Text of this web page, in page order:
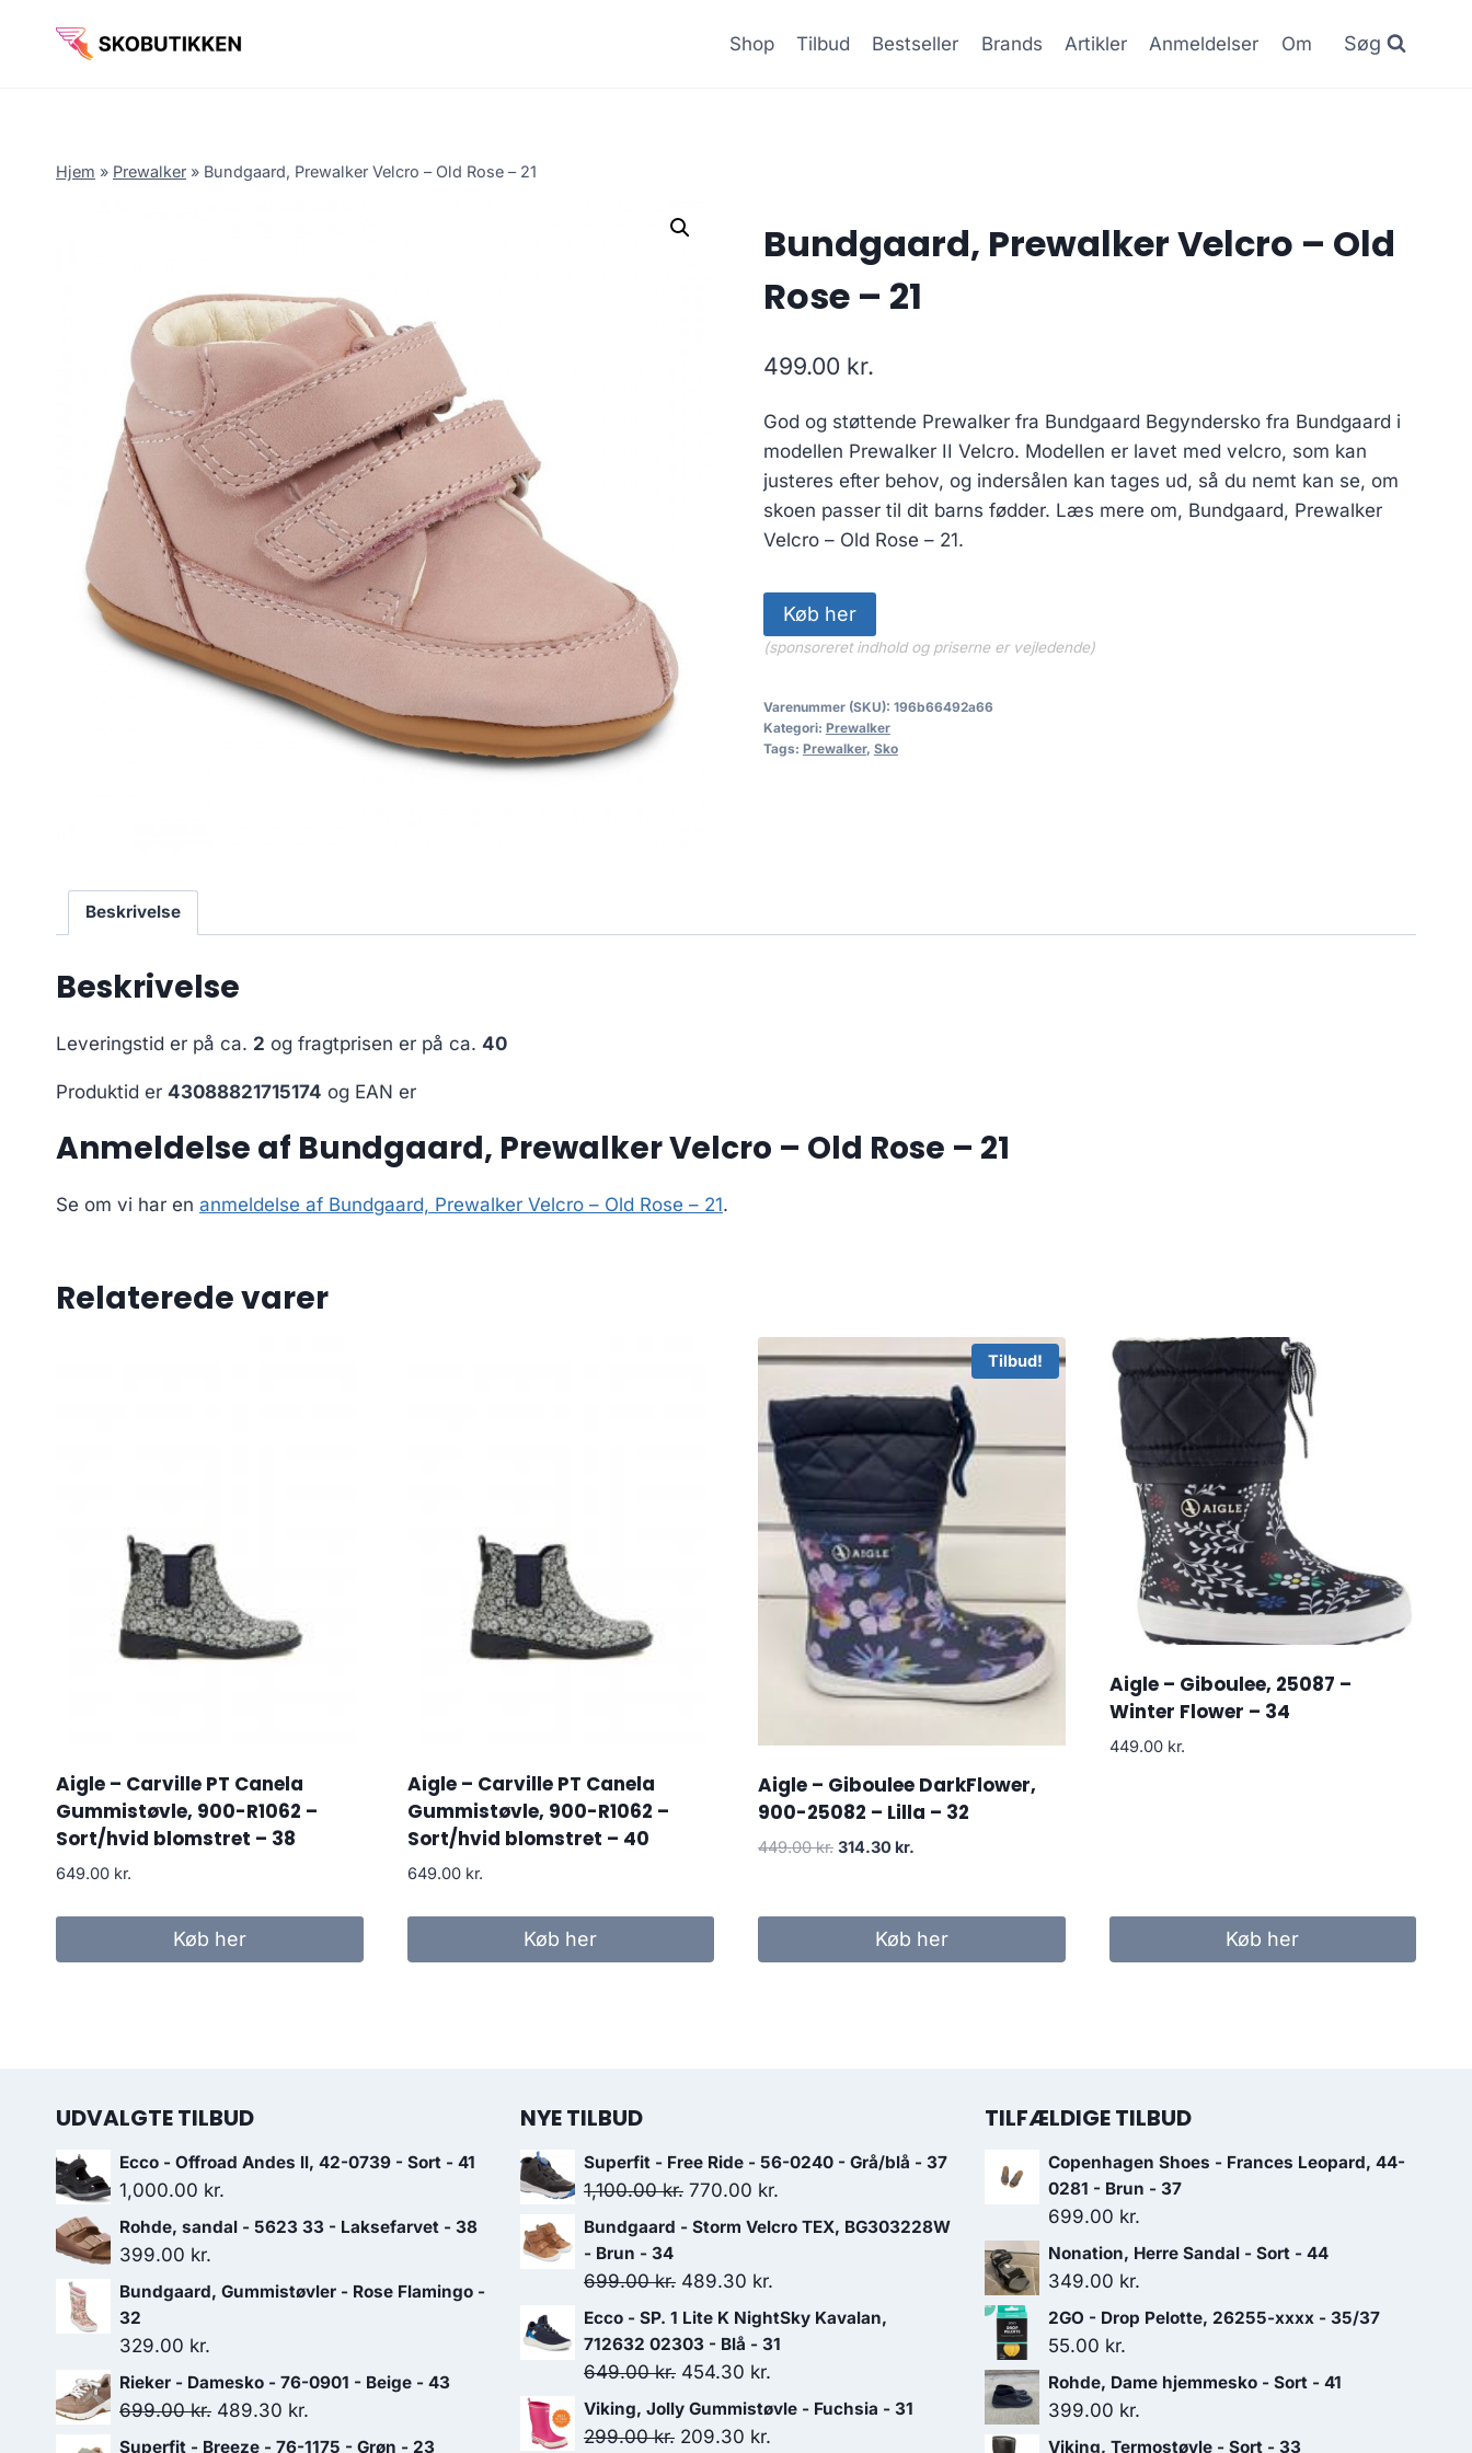
Shop Tilbud Bestseller Brands Artikler Anmeldelser Om Søg
Hjem » Prewalker » Bundgaard, Prewalker Velcro – Old Rose – 21
Bundgaard, Prewalker Velcro – Old
Rose – 21
499.00 kr.
God og støttende Prewalker fra Bundgaard Begyndersko fra Bundgaard i
modellen Prewalker II Velcro. Modellen er lavet med velcro, som kan
justeres efter behov, og indersålen kan tages ud, så du nemt kan se, om
skoen passer til dit barns fødder. Læs mere om, Bundgaard, Prewalker
Velcro – Old Rose – 21.
Køb her
(sponsoreret indhold og priserne er vejledende)
Varenummer (SKU): 196b66492a66
Kategori: Prewalker
Tags: Prewalker, Sko
Beskrivelse
Beskrivelse
Leveringstid er på ca. 2 og fragtprisen er på ca. 40
Produktid er 43088821715174 og EAN er
Anmeldelse af Bundgaard, Prewalker Velcro – Old Rose – 21
Se om vi har en anmeldelse af Bundgaard, Prewalker Velcro – Old Rose – 21.
Relaterede varer
Aigle – Carville PT Canela
Gummistøvle, 900-R1062 –
Sort/hvid blomstret – 38
649.00 kr.
Køb her
Aigle – Carville PT Canela
Gummistøvle, 900-R1062 –
Sort/hvid blomstret – 40
649.00 kr.
Køb her
Tilbud!
Aigle – Giboulee DarkFlower,
900-25082 – Lilla – 32
449.00kr. Den
var:
449.00 kr..
314.30 kr.
er:
314.30 kr..
Køb her
Aigle – Giboulee, 25087 –
Winter Flower – 34
449.00 kr.
Køb her
UDVALGTE TILBUD
Ecco - Offroad Andes ll, 42-0739 - Sort - 41
1,000.00 kr.
Rohde, sandal - 5623 33 - Laksefarvet - 38
399.00 kr.
Bundgaard, Gummistøvler - Rose Flamingo -
32
329.00 kr.
Rieker - Damesko - 76-0901 - Beige - 43
699.00kr. Den
oprindelige
489.30 kr.
aktuelle
Superfit - Breeze - 76-1175 - Grøn - 23
NYE TILBUD
Superfit - Free Ride - 56-0240 - Grå/blå - 37
1,100.00kr. Den
oprindelige
var:
1,100.00 kr..
770.00 kr.
aktuelle
770.00 kr..
Bundgaard - Storm Velcro TEX, BG303228W
- Brun - 34
699.00kr. Den
oprindelige
pris
var:
699.00 kr..
489.30 kr.
aktuelle
pris
489.30 kr..
Ecco - SP. 1 Lite K NightSky Kavalan,
712632 02303 - Blå - 31
649.00kr. Den
oprindelige
pris
454.30 kr.
aktuelle
Viking, Jolly Gummistøvle - Fuchsia - 31
299.00kr. Den
209.30 kr.
TILFÆLDIGE TILBUD
Copenhagen Shoes - Frances Leopard, 44-
0281 - Brun - 37
699.00 kr.
Nonation, Herre Sandal - Sort - 44
349.00 kr.
2GO - Drop Pelotte, 26255-xxxx - 35/37
55.00 kr.
Rohde, Dame hjemmesko - Sort - 41
399.00 kr.
Viking, Termostøvle - Sort - 33